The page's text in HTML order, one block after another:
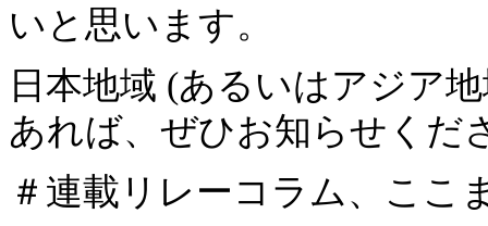
いと思います。
日本地域 (あるいはアジア
あれば、ぜひお知らせくだ
＃連載リレーコラム、ここ